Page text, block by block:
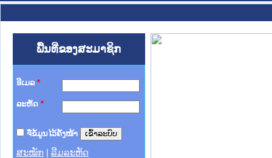
ພື້ນທີ່ຂອງສະມາຊິກ
ອີເມລ *
ລະຫັດ *
ຈື່ຂໍ້ມູນໄວ້ຄັ້ງໜ້າ
ສະໝັກ ລືມລະຫັດ